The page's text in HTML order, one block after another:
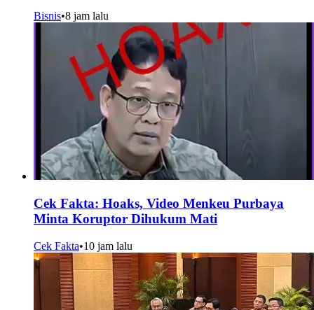
Bisnis•8 jam lalu
Cek Fakta: Hoaks, Video Menkeu Purbaya
Minta Koruptor Dihukum Mati
Cek Fakta•10 jam lalu